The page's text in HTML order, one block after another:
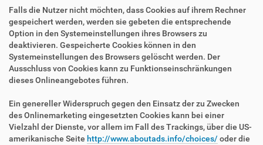
Falls die Nutzer nicht möchten, dass Cookies auf ihrem Rechner
gespeichert werden, werden sie gebeten die entsprechende
Option in den Systemeinstellungen ihres Browsers zu
deaktivieren. Gespeicherte Cookies können in den
Systemeinstellungen des Browsers gelöscht werden. Der
Ausschluss von Cookies kann zu Funktionseinschränkungen
dieses Onlineangebotes führen.
Ein genereller Widerspruch gegen den Einsatz der zu Zwecken
des Onlinemarketing eingesetzten Cookies kann bei einer
Vielzahl der Dienste, vor allem im Fall des Trackings, über die US-
amerikanische Seite http://www.aboutads.info/choices/ oder die